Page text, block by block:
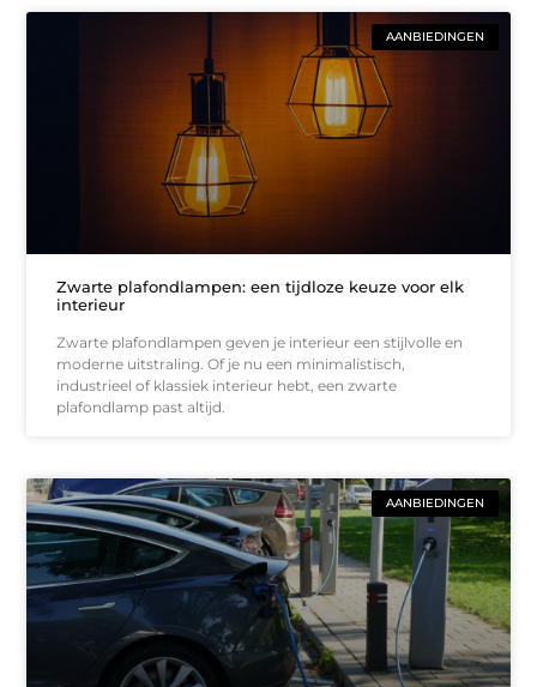
AANBIEDINGEN
Zwarte plafondlampen: een tijdloze keuze voor elk
interieur
Zwarte plafondlampen geven je interieur een stijlvolle en
moderne uitstraling. Of je nu een minimalistisch,
industrieel of klassiek interieur hebt, een zwarte
plafondlamp past altijd.
AANBIEDINGEN